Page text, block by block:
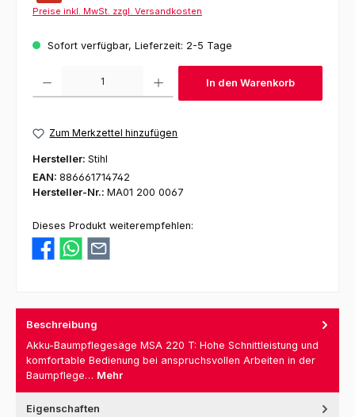
Preise inkl. MwSt. zzgl. Versandkosten
Sofort verfügbar, Lieferzeit: 2-5 Tage
In den Warenkorb
Zum Merkzettel hinzufügen
Hersteller: Stihl
EAN: 886661714742
Hersteller-Nr.: MA01 200 0067
Dieses Produkt weiterempfehlen:
Beschreibung
Akku-Baumpflegesäge MSA 220 T: Hohe Schnittleistung und
komfortable Bedienung bei anspruchsvollen Arbeiten in der
Baumpflege… Mehr
Eigenschaften